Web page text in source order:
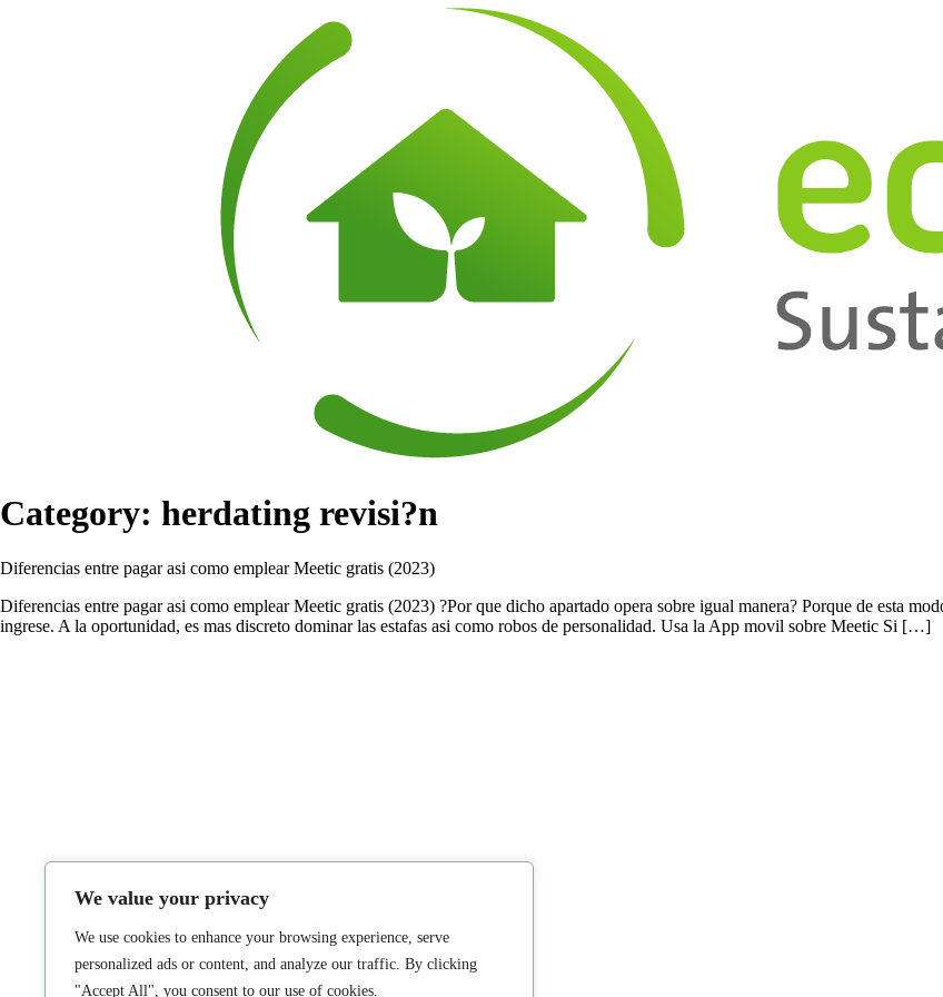
We value your privacy
We use cookies to enhance your browsing experience, serve
personalized ads or content, and analyze our traffic. By clicking
"Accept All", you consent to our use of cookies.
Category: herdating revisi?n
Diferencias entre pagar asi­ como emplear Meetic gratis (2023)
Diferencias entre pagar asi­ como emplear Meetic gratis (2023) ?Por que dicho apartado opera sobre igual manera? Porque de esta
ingrese. A la oportunidad, es mas discreto dominar las estafas asi­ como robos de personalidad. Usa la App movil sobre Meetic Si […]